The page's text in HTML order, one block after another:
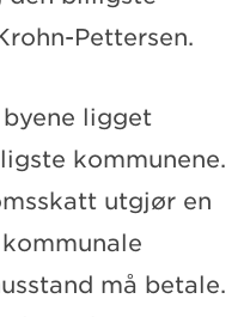
Pettersen.
ligget
kommunene.
utgjør en
må betale.